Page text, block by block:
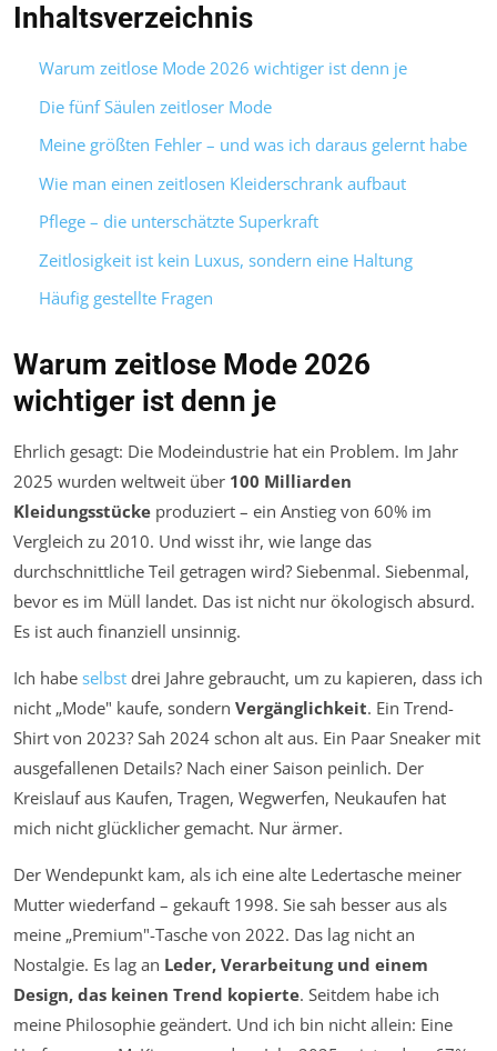
Inhaltsverzeichnis
Warum zeitlose Mode 2026 wichtiger ist denn je
Die fünf Säulen zeitloser Mode
Meine größten Fehler – und was ich daraus gelernt habe
Wie man einen zeitlosen Kleiderschrank aufbaut
Pflege – die unterschätzte Superkraft
Zeitlosigkeit ist kein Luxus, sondern eine Haltung
Häufig gestellte Fragen
Warum zeitlose Mode 2026
wichtiger ist denn je
Ehrlich gesagt: Die Modeindustrie hat ein Problem. Im Jahr
2025 wurden weltweit über 100 Milliarden
Kleidungsstücke produziert – ein Anstieg von 60% im
Vergleich zu 2010. Und wisst ihr, wie lange das
durchschnittliche Teil getragen wird? Siebenmal. Siebenmal,
bevor es im Müll landet. Das ist nicht nur ökologisch absurd.
Es ist auch finanziell unsinnig.
Ich habe selbst drei Jahre gebraucht, um zu kapieren, dass ich
nicht „Mode" kaufe, sondern Vergänglichkeit. Ein Trend-
Shirt von 2023? Sah 2024 schon alt aus. Ein Paar Sneaker mit
ausgefallenen Details? Nach einer Saison peinlich. Der
Kreislauf aus Kaufen, Tragen, Wegwerfen, Neukaufen hat
mich nicht glücklicher gemacht. Nur ärmer.
Der Wendepunkt kam, als ich eine alte Ledertasche meiner
Mutter wiederfand – gekauft 1998. Sie sah besser aus als
meine „Premium"-Tasche von 2022. Das lag nicht an
Nostalgie. Es lag an Leder, Verarbeitung und einem
Design, das keinen Trend kopierte. Seitdem habe ich
meine Philosophie geändert. Und ich bin nicht allein: Eine